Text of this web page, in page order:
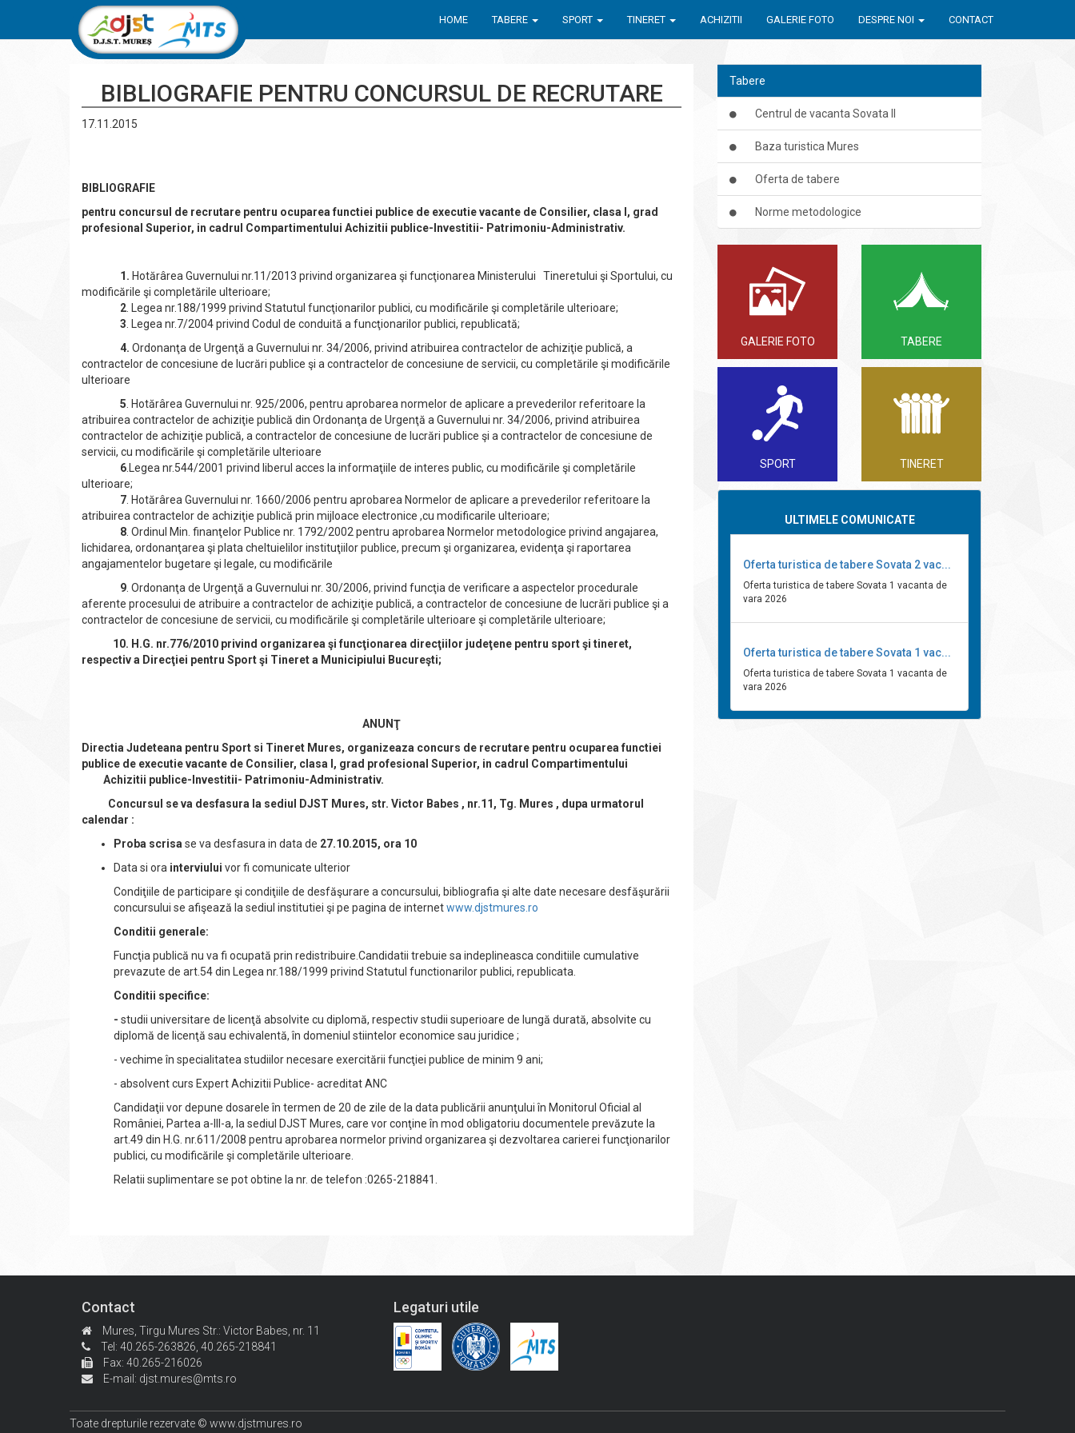
HOME TABERE SPORT TINERET ACHIZITII GALERIE FOTO DESPRE NOI CONTACT
BIBLIOGRAFIE PENTRU CONCURSUL DE RECRUTARE
17.11.2015
BIBLIOGRAFIE
pentru concursul de recrutare pentru ocuparea functiei publice de executie vacante de Consilier, clasa I, grad
profesional Superior, in cadrul Compartimentului Achizitii publice-Investitii- Patrimoniu-Administrativ.
1. Hotărârea Guvernului nr.11/2013 privind organizarea şi funcţionarea Ministerului Tineretului şi Sportului, cu
modificările şi completările ulterioare;
2 . Legea nr.188/1999 privind Statutul funcţionarilor publici, cu modificările şi completările ulterioare;
3 . Legea nr.7/2004 privind Codul de conduită a funcţionarilor publici, republicată;
4. Ordonanţa de Urgenţă a Guvernului nr. 34/2006, privind atribuirea contractelor de achiziţie publică, a
contractelor de concesiune de lucrări publice şi a contractelor de concesiune de servicii, cu completările şi modificările
ulterioare
5 . Hotărârea Guvernului nr. 925/2006, pentru aprobarea normelor de aplicare a prevederilor referitoare la
atribuirea contractelor de achiziţie publică din Ordonanţa de Urgenţă a Guvernului nr. 34/2006, privind atribuirea
contractelor de achiziţie publică, a contractelor de concesiune de lucrări publice şi a contractelor de concesiune de
servicii, cu modificările şi completările ulterioare
6 .Legea nr.544/2001 privind liberul acces la informaţiile de interes public, cu modificările şi completările
ulterioare;
7 . Hotărârea Guvernului nr. 1660/2006 pentru aprobarea Normelor de aplicare a prevederilor referitoare la
atribuirea contractelor de achiziţie publică prin mijloace electronice ,cu modificarile ulterioare;
8 . Ordinul Min. finanţelor Publice nr. 1792/2002 pentru aprobarea Normelor metodologice privind angajarea,
lichidarea, ordonanţarea şi plata cheltuielilor instituţiilor publice, precum şi organizarea, evidenţa şi raportarea
angajamentelor bugetare şi legale, cu modificările
9 . Ordonanţa de Urgenţă a Guvernului nr. 30/2006, privind funcţia de verificare a aspectelor procedurale
aferente procesului de atribuire a contractelor de achiziţie publică, a contractelor de concesiune de lucrări publice şi a
contractelor de concesiune de servicii, cu modificările şi completările ulterioare şi completările ulterioare;
10. H.G. nr.776/2010 privind organizarea şi funcţionarea direcţiilor judeţene pentru sport şi tineret,
respectiv a Direcţiei pentru Sport şi Tineret a Municipiului Bucureşti;
ANUNŢ
Directia Judeteana pentru Sport si Tineret Mures, organizeaza concurs de recrutare pentru ocuparea functiei
publice de executie vacante de Consilier, clasa I, grad profesional Superior, in cadrul Compartimentului
Achizitii publice-Investitii- Patrimoniu-Administrativ.
Concursul se va desfasura la sediul DJST Mures, str. Victor Babes , nr.11, Tg. Mures , dupa urmatorul
calendar :
Proba scrisa se va desfasura in data de 27.10.2015, ora 10
Data si ora interviului vor fi comunicate ulterior
Condiţiile de participare şi condiţiile de desfăşurare a concursului, bibliografia şi alte date necesare desfăşurării
concursului se afişează la sediul institutiei şi pe pagina de internetwww.djstmures.ro
Conditii generale:
Funcţia publică nu va fi ocupată prin redistribuire.Candidatii trebuie sa indeplineasca conditiile cumulative
prevazute de art.54 din Legea nr.188/1999 privind Statutul functionarilor publici, republicata.
Conditii specifice:
- studii universitare de licenţă absolvite cu diplomă, respectiv studii superioare de lungă durată, absolvite cu
diplomă de licenţă sau echivalentă, în domeniul stiintelor economice sau juridice ;
- vechime în specialitatea studiilor necesare exercitării funcţiei publice de minim 9 ani;
- absolvent curs Expert Achizitii Publice- acreditat ANC
Candidaţii vor depune dosarele în termen de 20 de zile de la data publicării anunţului în Monitorul Oficial al
României, Partea a-III-a, la sediul DJST Mures, care vor conţine în mod obligatoriu documentele prevăzute la
art.49 din H.G. nr.611/2008 pentru aprobarea normelor privind organizarea şi dezvoltarea carierei funcţionarilor
publici, cu modificările şi completările ulterioare.
Relatii suplimentare se pot obtine la nr. de telefon :0265-218841.
Tabere
Centrul de vacanta Sovata II
Baza turistica Mures
Oferta de tabere
Norme metodologice
GALERIE FOTO TABERE
SPORT TINERET
ULTIMELE COMUNICATE
Oferta turistica de tabere Sovata 2 vac...
Oferta turistica de tabere Sovata 1 vacanta de
vara 2026
Oferta turistica de tabere Sovata 1 vac...
Oferta turistica de tabere Sovata 1 vacanta de
vara 2026
Contact
Mures, Tirgu Mures Str.: Victor Babes, nr. 11
Tel: 40.265-263826, 40.265-218841
Fax: 40.265-216026
E-mail: djst.mures@mts.ro
Legaturi utile
Toate drepturile rezervate © www.djstmures.ro